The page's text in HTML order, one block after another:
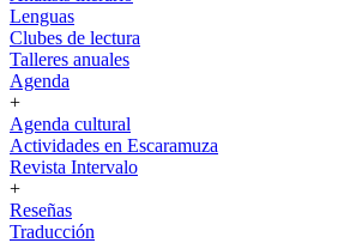
Lenguas
Clubes de lectura
Talleres anuales
Agenda
+
Agenda cultural
Actividades en Escaramuza
Revista Intervalo
+
Reseñas
Traducción